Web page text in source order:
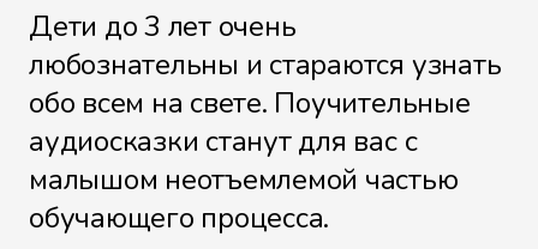
Дети до 3 лет очень
любознательны и стараются узнать
обо всем на свете. Поучительные
аудиосказки станут для вас с
малышом неотъемлемой частью
обучающего процесса.